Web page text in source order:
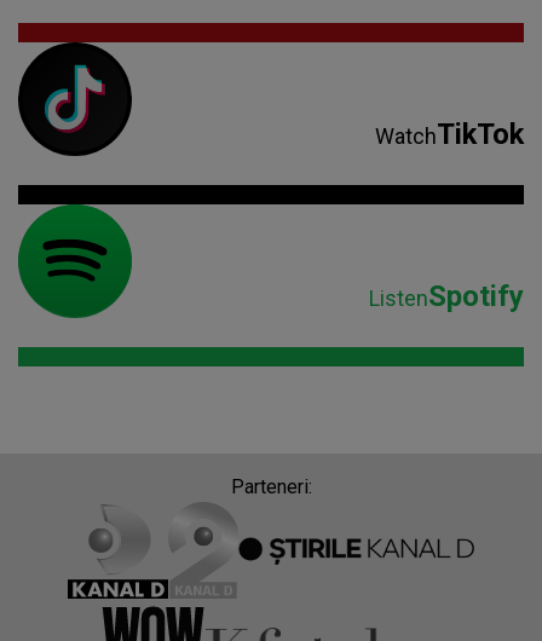
WatchTikTok
ListenSpotify
Parteneri: